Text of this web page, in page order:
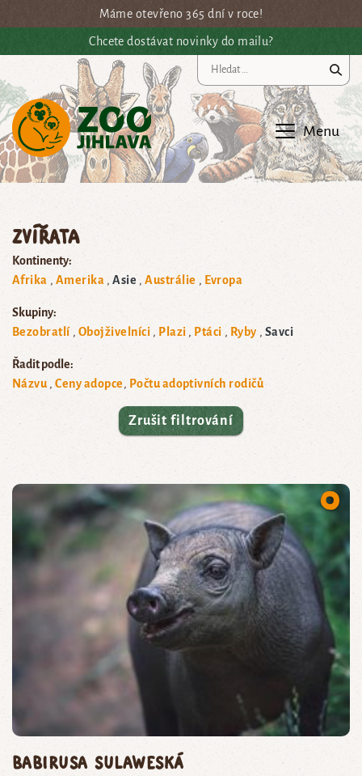
Přejít na hlavní obsahMáme otevřeno 365 dní v roce!
Chcete dostávat novinky do mailu?
Menu
Zvířata
Kontinenty:
Afrika
Amerika Asie Austrálie Evropa
Skupiny:
Bezobratlí
Obojživelníci Plazi Ptáci Ryby Savci
Řadit podle:
Názvu
Ceny adopce Počtu adoptivních rodičů
Zrušit filtrování
Babirusa sulaweská